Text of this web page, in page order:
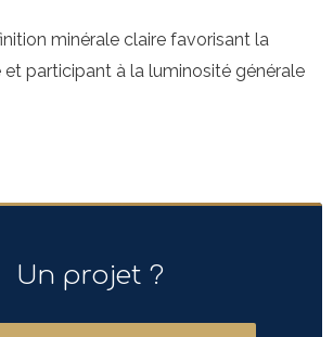
minérale claire favorisant la
participant à la luminosité générale
Un projet ?